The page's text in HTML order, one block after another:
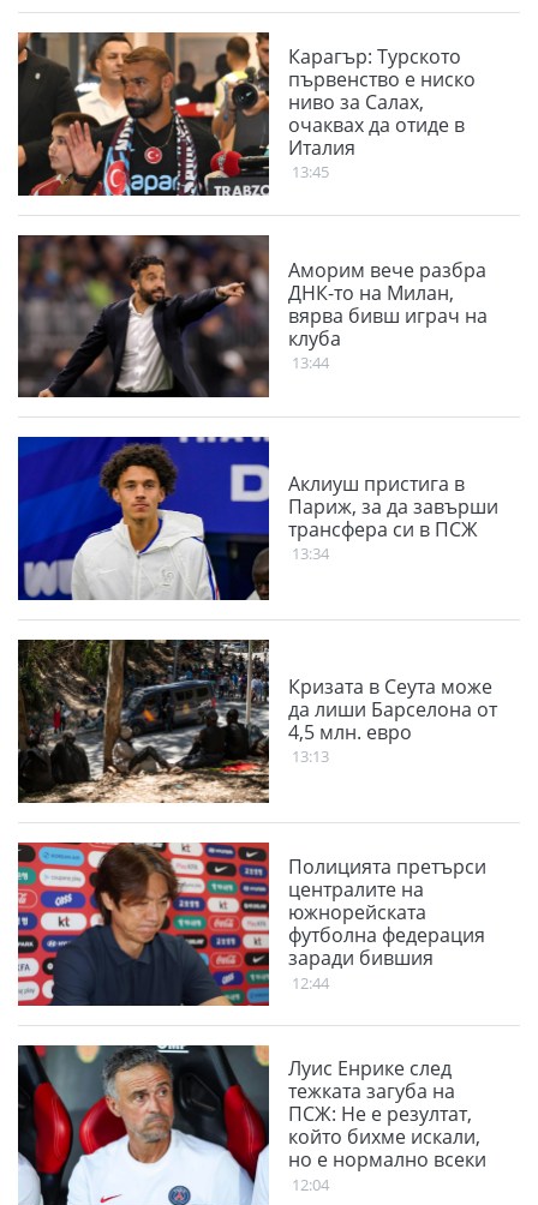
Карагър: Турското
първенство е ниско
ниво за Салах,
очаквах да отиде в
Италия
13:45
Аморим вече разбра
ДНК-то на Милан,
вярва бивш играч на
клуба
13:44
Аклиуш пристига в
Париж, за да завърши
трансфера си в ПСЖ
13:34
Кризата в Сеута може
да лиши Барселона от
4,5 млн. евро
13:13
Полицията претърси
централите на
южнорейската
футболна федерация
заради бившия
селекциoнeр
12:44
Луис Енрике след
тежката загуба на
ПСЖ: Не е резултат,
който бихме искали,
но е нормално всеки
да е мотивиран срещу
12:04